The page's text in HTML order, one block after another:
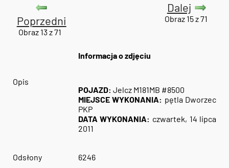
Poprzedni
Obraz 13 z 71
Dalej
Obraz 15 z 71
Informacja o zdjęciu
Opis
POJAZD: Jelcz M181MB #8500
MIEJSCE WYKONANIA: pętla Dworzec
PKP
DATA WYKONANIA: czwartek, 14 lipca
2011
Odsłony 6246